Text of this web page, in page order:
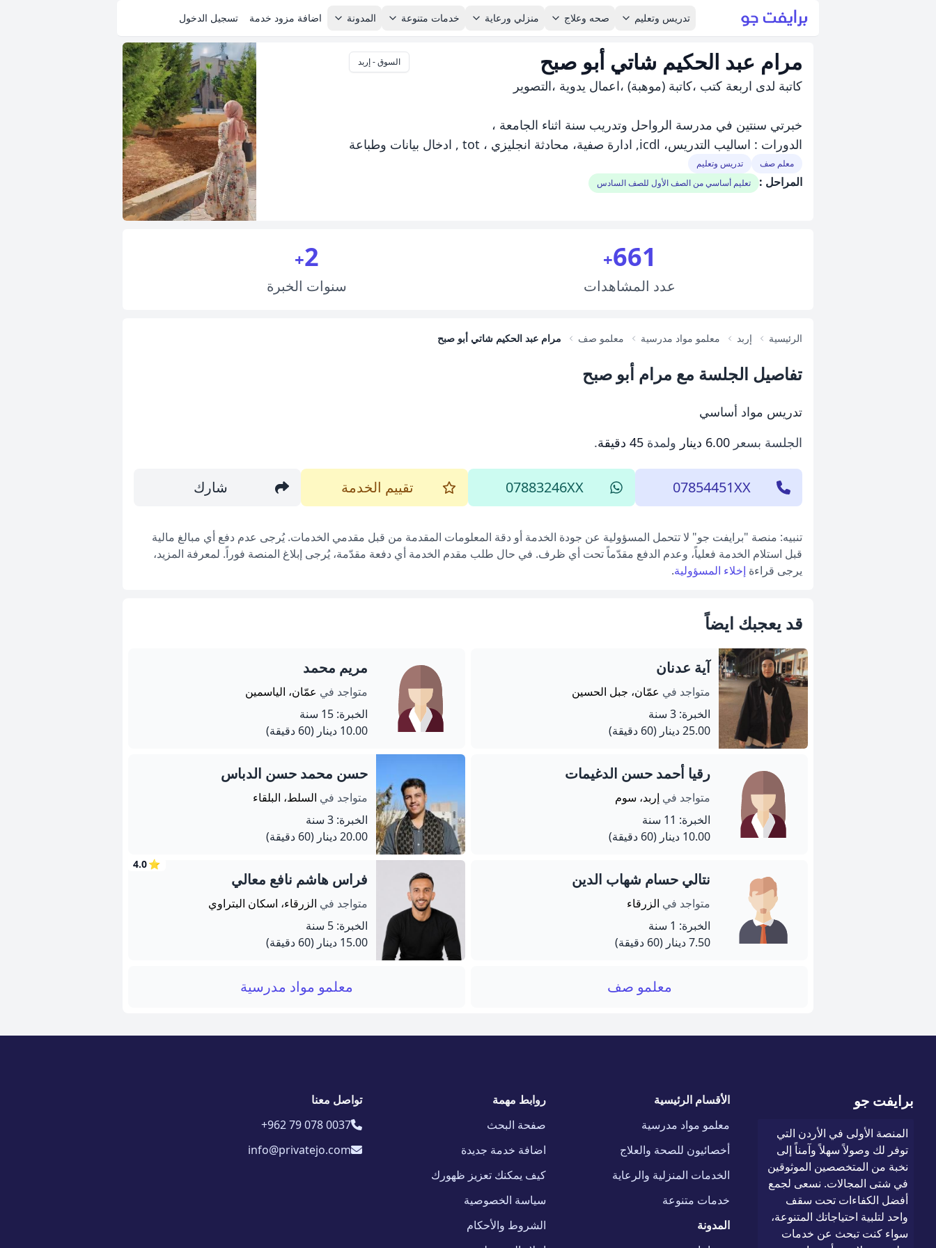
تدريس وتعليم صحه وعلاج منزلي ورعاية خدمات متنوعة المدونة اضافة مزود خدمة تسجيل الدخول
مرام عبد الحكيم شاتي أبو صبح السوق - إربد
كاتبة لدى اربعة كتب ،كاتبة (موهبة) ،اعمال يدوية ،التصوير
خبرتي سنتين في مدرسة الرواحل وتدريب سنة اثناء الجامعة ،
الدورات : اساليب التدريس، icdl, ادارة صفية، محادثة انجليزي ، tot , ادخال بيانات وطباعة
معلم صف تدريس وتعليم
المراحل : تعليم أساسي من الصف الأول للصف السادس
661
+
عدد المشاهدات
2
+
سنوات الخبرة
الرئيسية إربد معلمو مواد مدرسية معلمو صف مرام عبد الحكيم شاتي أبو صبح
تفاصيل الجلسة مع مرام أبو صبح
تدريس مواد أساسي
الجلسة بسعر 6.00 دينار ولمدة 45 دقيقة .
07854451XX
07883246XX تقييم الخدمة شارك
تنبيه: منصة "برايفت جو" لا تتحمل المسؤولية عن جودة الخدمة أو دقة المعلومات المقدمة من قبل مقدمي الخدمات. يُرجى عدم دفع أي مبالغ مالية
قبل استلام الخدمة فعلياً، وعدم الدفع مقدّماً تحت أي ظرف. في حال طلب مقدم الخدمة أي دفعة مقدّمة، يُرجى إبلاغ المنصة فوراً. لمعرفة المزيد،
يرجى قراءة إخلاء المسؤولية.
قد يعجبك ايضاً
آية عدنان
متواجد في عمّان، جبل الحسين
الخبرة: 3 سنة
25.00 دينار
(60 دقيقة)
مريم محمد
متواجد في عمّان، الياسمين
الخبرة: 15 سنة
10.00 دينار
(60 دقيقة)
رقيا أحمد حسن الدغيمات
متواجد في إربد، سوم
الخبرة: 11 سنة
10.00 دينار
(60 دقيقة)
حسن محمد حسن الدباس
متواجد في السلط، البلقاء
الخبرة: 3 سنة
20.00 دينار
(60 دقيقة)
نتالي حسام شهاب الدين
متواجد في الزرقاء
الخبرة: 1 سنة
7.50 دينار
(60 دقيقة)
⭐
4.0
فراس هاشم نافع معالي
متواجد في الزرقاء، اسكان البتراوي
الخبرة: 5 سنة
15.00 دينار
(60 دقيقة)
معلمو صف معلمو مواد مدرسية
برايفت جو
المنصة الأولى في الأردن التي
توفر لك وصولاً سهلاً وآمناً إلى
نخبة من المتخصصين الموثوقين
في شتى المجالات. نسعى لجمع
أفضل الكفاءات تحت سقف
واحد لتلبية احتياجاتك المتنوعة،
سواء كنت تبحث عن خدمات
الأقسام الرئيسية
معلمو مواد مدرسية
أخصائيون للصحة والعلاج
الخدمات المنزلية والرعاية
خدمات متنوعة
المدونة
روابط مهمة
صفحة البحث
اضافة خدمة جديدة
كيف يمكنك تعزيز ظهورك
سياسة الخصوصية
الشروط والأحكام
تواصل معنا
+962 79 078 0037
info@privatejo.com